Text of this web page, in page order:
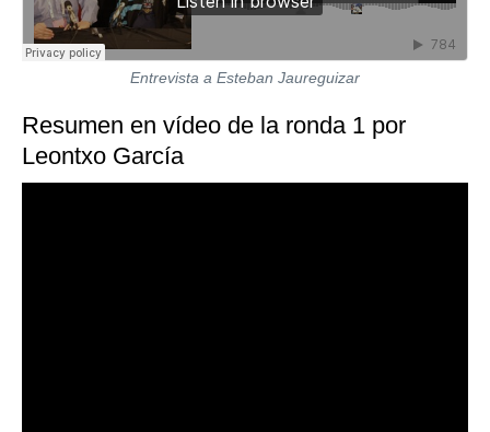
Entrevista a Esteban Jaureguizar
Resumen en vídeo de la ronda 1 por
Leontxo García